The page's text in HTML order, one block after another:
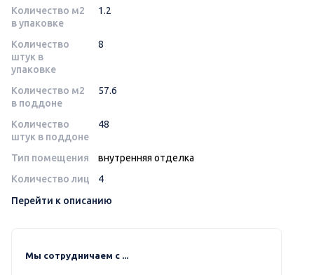
Количество м2
в упаковке
1.2
Количество
штук в
упаковке
8
Количество м2
в поддоне
57.6
Количество
штук в поддоне
48
Тип помещения
внутренняя отделка
Количество лиц
4
Перейти к описанию
Мы сотрудничаем с ...